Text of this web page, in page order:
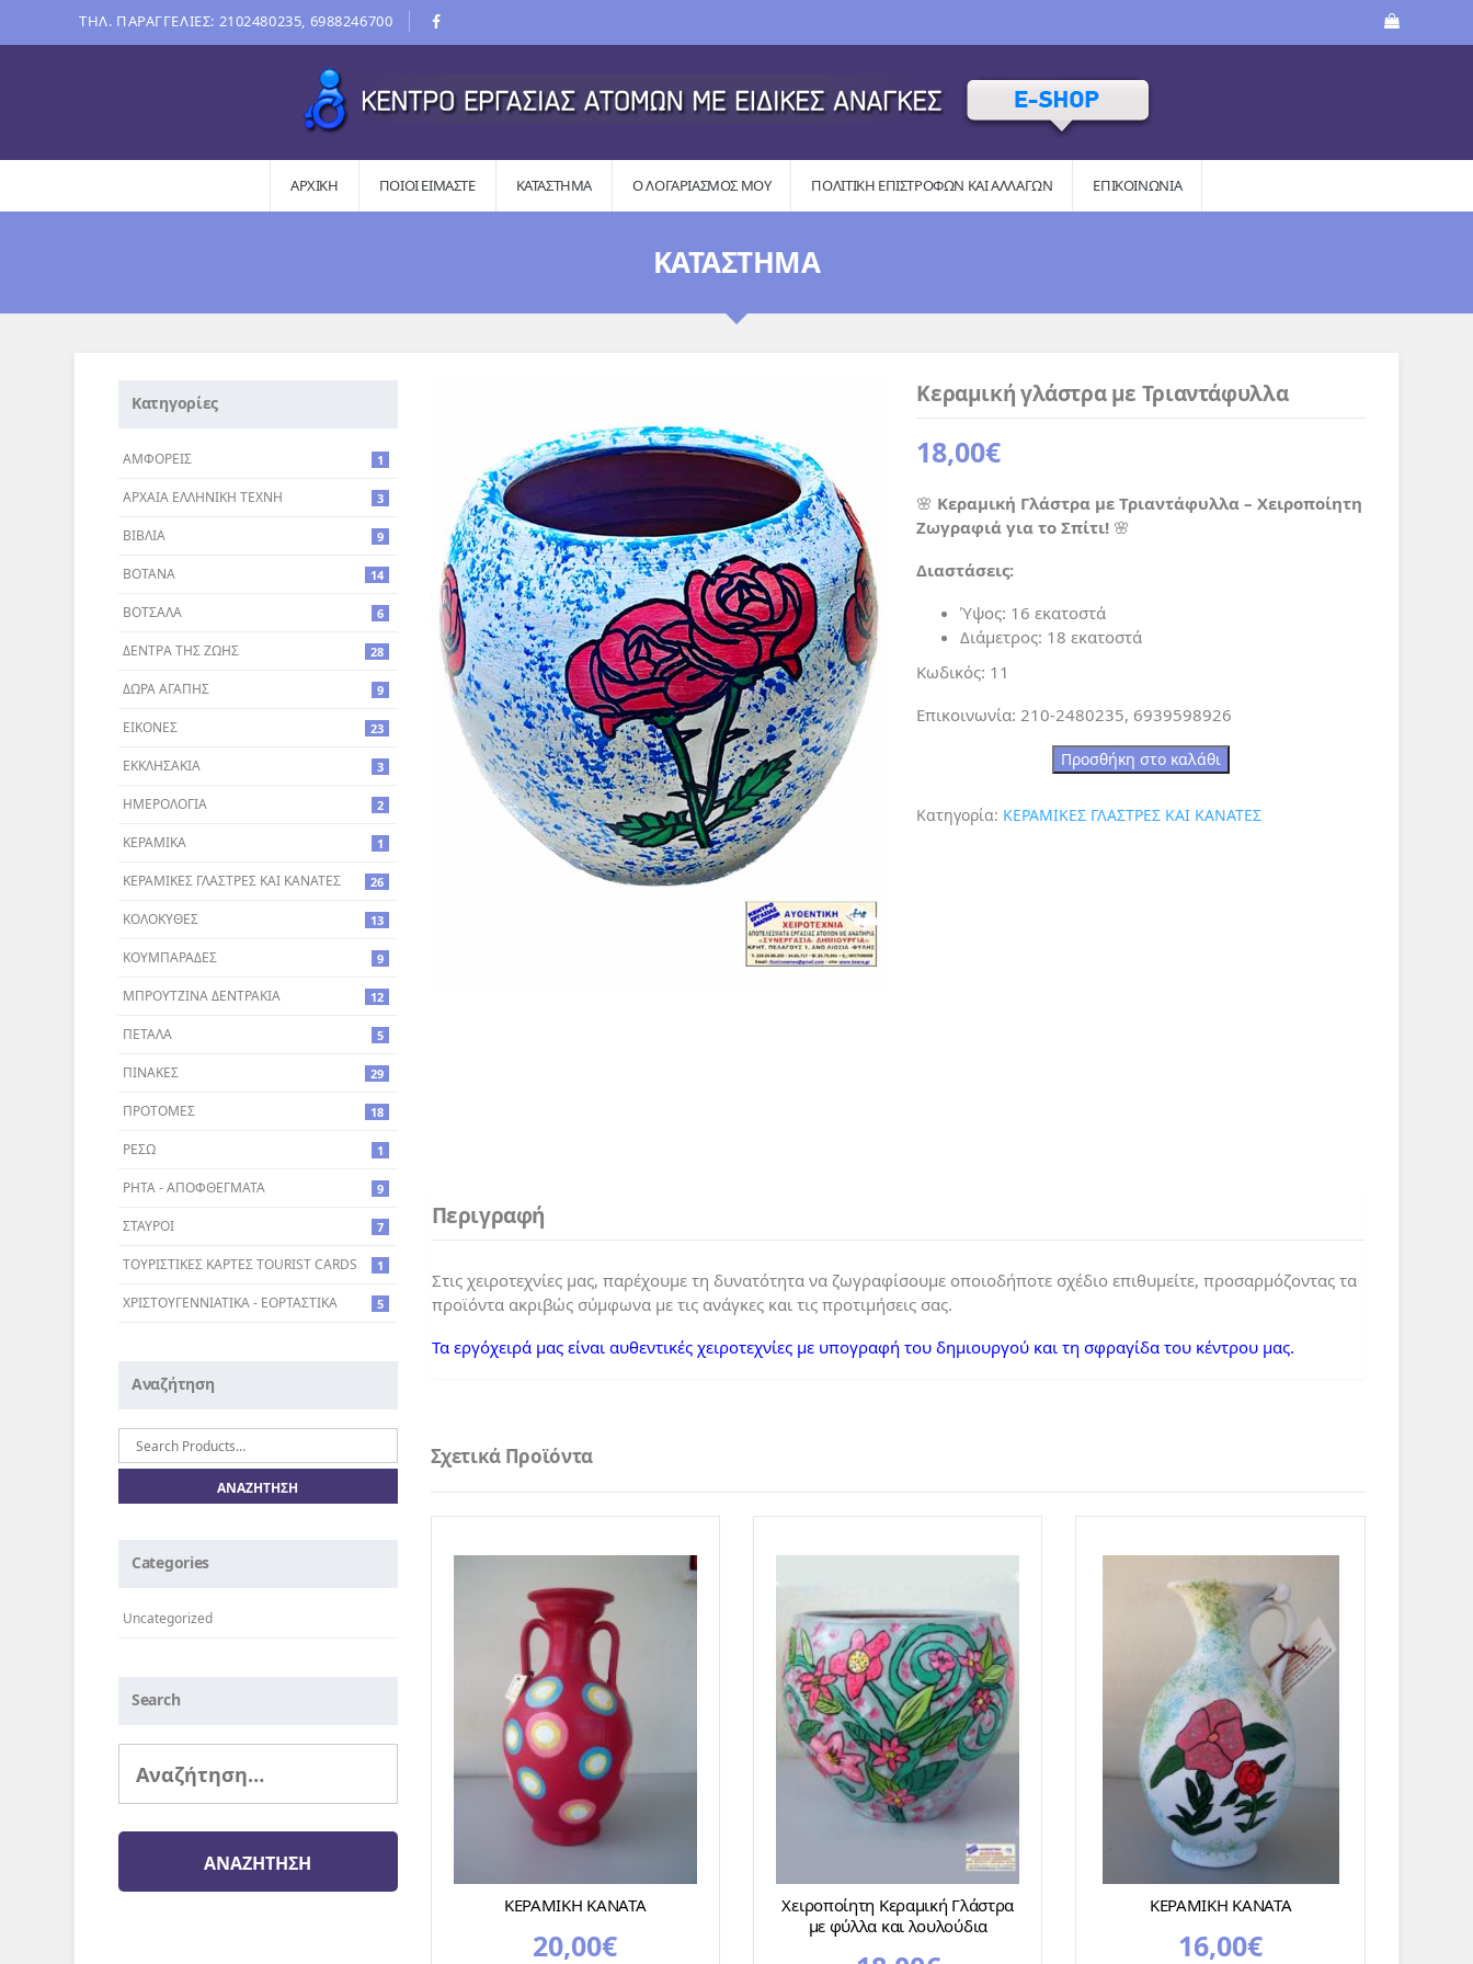
ΤΗΛ. ΠΑΡΑΓΓΕΛΙΕΣ: 2102480235, 6988246700
ΑΡΧΙΚΗ ΠΟΙΟΙ ΕΊΜΑΣΤΕ ΚΑΤΆΣΤΗΜΑ Ο ΛΟΓΑΡΙΑΣΜΌΣ ΜΟΥ ΠΟΛΙΤΙΚΉ ΕΠΙΣΤΡΟΦΏΝ ΚΑΙ AΛΛΑΓΏΝ ΕΠΙΚΟΙΝΩΝΙΑ
ΚΑΤΆΣΤΗΜΑ
Κεραμική γλάστρα με Τριαντάφυλλα
18,00€
🌸 Κεραμική Γλάστρα με Τριαντάφυλλα – Χειροποίητη
Ζωγραφιά για το Σπίτι! 🌸
Διαστάσεις:
Ύψος: 16 εκατοστά
Διάμετρος: 18 εκατοστά
Κωδικός: 11
Επικοινωνία: 210-2480235, 6939598926
Προσθήκη στο καλάθι
Κατηγορία: ΚΕΡΑΜΙΚΕΣ ΓΛΑΣΤΡΕΣ ΚΑΙ ΚΑΝΑΤΕΣ
Περιγραφή
Στις χειροτεχνίες μας, παρέχουμε τη δυνατότητα να ζωγραφίσουμε οποιοδήποτε σχέδιο επιθυμείτε, προσαρμόζοντας τα
προϊόντα ακριβώς σύμφωνα με τις ανάγκες και τις προτιμήσεις σας.
Τα εργόχειρά μας είναι αυθεντικές χειροτεχνίες με υπογραφή του δημιουργού και τη σφραγίδα του κέντρου μας.
Σχετικά Προϊόντα
ΚΕΡΑΜΙΚΗ ΚΑΝΑΤΑ
20,00€
Χειροποίητη Κεραμική Γλάστρα
με φύλλα και λουλούδια
ΚΕΡΑΜΙΚΗ ΚΑΝΑΤΑ
16,00€
Κατηγορίες
ΑΜΦΟΡΕΙΣ 1
ΑΡΧΑΙΑ ΕΛΛΗΝΙΚΗ ΤΕΧΝΗ 3
ΒΙΒΛΙΑ 9
ΒΟΤΑΝΑ 14
ΒΟΤΣΑΛΑ 6
ΔΕΝΤΡA ΤΗΣ ΖΩΗΣ 28
ΔΩΡΑ ΑΓΑΠΗΣ 9
ΕΙΚΟΝΕΣ 23
ΕΚΚΛΗΣΑΚΙΑ 3
ΗΜΕΡΟΛΟΓΙΑ 2
ΚΕΡΑΜΙΚΑ 1
ΚΕΡΑΜΙΚΕΣ ΓΛΑΣΤΡΕΣ ΚΑΙ ΚΑΝΑΤΕΣ 26
ΚΟΛΟΚΥΘΕΣ 13
ΚΟΥΜΠΑΡΑΔΕΣ 9
ΜΠΡΟΥΤΖΙΝΑ ΔΕΝΤΡΑΚΙΑ 12
ΠΕΤΑΛΑ 5
ΠΙΝΑΚΕΣ 29
ΠΡΟΤΟΜΕΣ 18
ΡΕΣΩ 1
ΡΗΤΑ - ΑΠΟΦΘΕΓΜΑΤΑ 9
ΣΤΑΥΡΟI 7
ΤΟΥΡΙΣΤΙΚΕΣ ΚΑΡΤΕΣ TOURIST CARDS 1
ΧΡΙΣΤΟΥΓΕΝΝΙΑΤΙΚΑ - ΕΟΡΤΑΣΤΙΚΑ 5
Αναζήτηση
Αναζήτηση
για:
Categories
Uncategorized
Search
Αναζήτηση
για: